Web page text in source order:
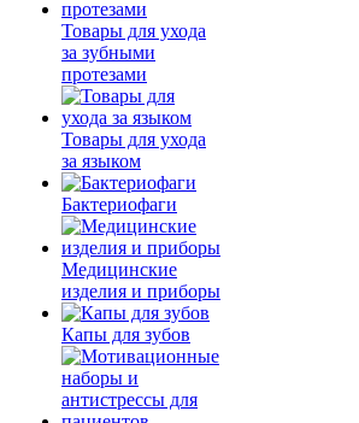
Товары для ухода
за зубными
протезами
Товары для ухода
за языком
Бактериофаги
Медицинские
изделия и приборы
Капы для зубов